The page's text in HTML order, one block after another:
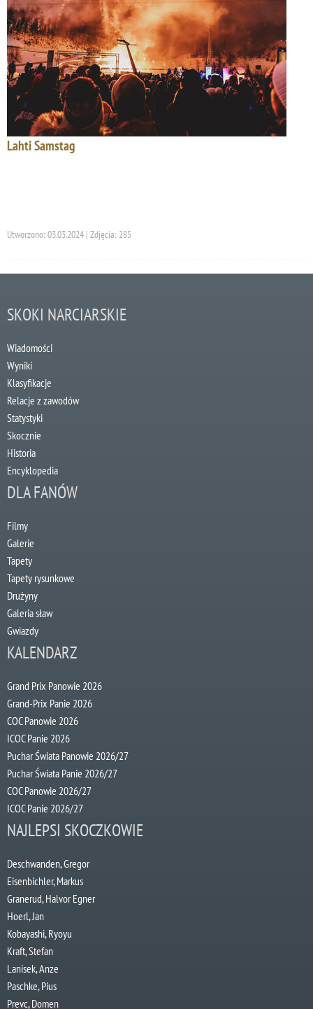
Lahti Samstag
Utworzono: 03.03.2024 | Zdjęcia: 285
SKOKI NARCIARSKIE
Wiadomości
Wyniki
Klasyfikacje
Relacje z zawodów
Statystyki
Skocznie
Historia
Encyklopedia
DLA FANÓW
Filmy
Galerie
Tapety
Tapety rysunkowe
Drużyny
Galeria sław
Gwiazdy
KALENDARZ
Grand Prix Panowie 2026
Grand-Prix Panie 2026
COC Panowie 2026
ICOC Panie 2026
Puchar Świata Panowie 2026/27
Puchar Świata Panie 2026/27
COC Panowie 2026/27
ICOC Panie 2026/27
NAJLEPSI SKOCZKOWIE
Deschwanden, Gregor
Eisenbichler, Markus
Granerud, Halvor Egner
Hoerl, Jan
Kobayashi, Ryoyu
Kraft, Stefan
Lanisek, Anze
Paschke, Pius
Prevc, Domen